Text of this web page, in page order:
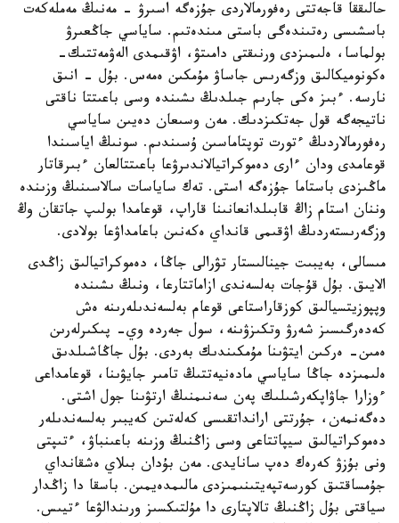
حالىققا قاجەتتى رەفورمالاردى جۇزەگە اسىرۋ - مەنىڭ مەملەكەت
باسشىسى رەتىندەگى باستى مىندەتىم. ساياسي جاڭعىرۋ
بولماسا، ەلىمىزدى ورنىقتى دامىتۋ، اۋقىمدى الەۋمەتتىك-
ەكونوميكالىق وزگەرىس جاساۋ مۇمكىن ەمەس. بۇل - انىق
نارسە. ءبىز ەكى جارىم جىلدىڭ ىشىندە وسى باعىتتا ناقتى
ناتيجەگە قول جەتكىزدىك. مەن وسىعان دەيىن ساياسي
رەفورمالاردىڭ ءتورت توپتاماسىن ۇسىندىم. سونىڭ اياسىندا
قوعامدى ودان ءارى دەموكراتيالاندىرۋعا باعىتتالعان ءبىرقاتار
ماڭىزدى باستاما جۇزەگە استى. تەك ساياسات سالاسىنىڭ وزىندە
وننان استام زاڭ قابىلدانعانىنا قاراپ، قوعامدا بولىپ جاتقان وڭ
وزگەرىستەردىڭ اۋقىمى قانداي ەكەنىن باعامداۋعا بولادى.
مىسالى، بەيبىت جينالىستار تۋرالى جاڭا، دەموكراتيالىق زاڭدى
الايىق. بۇل قۇجات بەلسەندى ازاماتتارعا، ونىڭ ىشىندە
وپپوزيتسيالىق كوزقاراستاعى قوعام بەلسەندىلەرىنە ەش
كەدەرگىسىز شەرۋ وتكىزۋىنە، سول جەردە وي- پىكىرلەرىن
ەمىن- ەركىن ايتۋىنا مۇمكىندىك بەردى. بۇل جاڭاشىلدىق
ەلىمىزدە جاڭا ساياسي مادەنيەتتىڭ تامىر جايۋىنا، قوعامداعى
ءوزارا جاۋاپكەرشىلىك پەن سەنىمنىڭ ارتۋىنا جول اشتى.
دەگەنمەن، جۇرتتى ارانداتقىسى كەلەتىن كەيبىر بەلسەندىلەر
دەموكراتيالىق سيپاتتاعى وسى زاڭنىڭ وزىنە باعىنباۋ، ءتىپتى
ونى بۇزۋ كەرەك دەپ سانايدى. مەن بۇدان بىلاي ەشقانداي
جۇمساقتىق كورسەتپەيتىنىمىزدى مالىمدەيمىن. باسقا دا زاڭدار
سياقتى بۇل زاڭنىڭ تالاپتارى دا مۇلتىكسىز ورىندالۋعا ءتيىس.